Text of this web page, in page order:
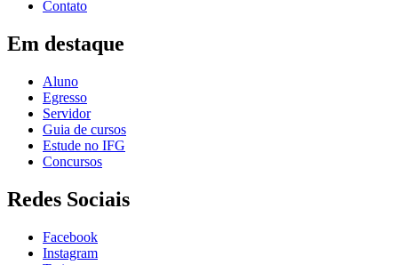
Contato
Em destaque
Aluno
Egresso
Servidor
Guia de cursos
Estude no IFG
Concursos
Redes Sociais
Facebook
Instagram